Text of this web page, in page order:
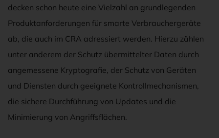
decken schon heute eine Vielzahl an grundlegenden
Produktanforderungen für smarte Verbrauchergeräte
ab, die auch im CRA adressiert werden. Hierzu zählen
unter anderem der Schutz übermittelter Daten durch
angemessene Kryptografie, der Schutz von Geräten
und Diensten durch geeignete Kontrollmechanismen,
die sichere Durchführung von Updates und die
Minimierung von Angriffsflächen.